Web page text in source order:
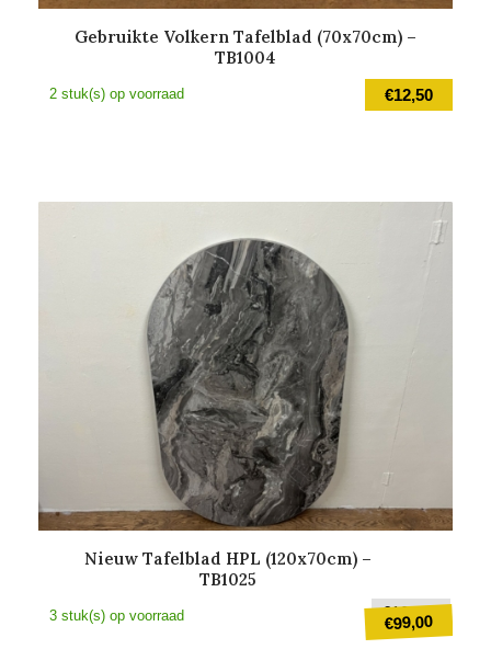
Gebruikte Volkern Tafelblad (70x70cm) –
TB1004
€12,50
2 stuk(s) op voorraad
Nieuw Tafelblad HPL (120x70cm) –
TB1025
€169,00
prijs
€99,00
3 stuk(s) op voorraad